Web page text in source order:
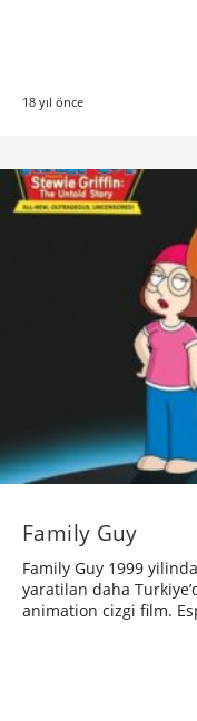
18 yıl önce
Family Guy
Family Guy 1999
yaratilan daha
animation cizgi film.